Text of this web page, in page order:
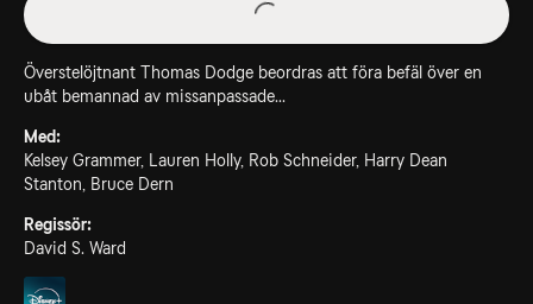
Överstelöjtnant Thomas Dodge beordras att föra befäl över en
ubåt bemannad av missanpassade...
Med:
Kelsey Grammer, Lauren Holly, Rob Schneider, Harry Dean
Stanton, Bruce Dern
Regissör:
David S. Ward